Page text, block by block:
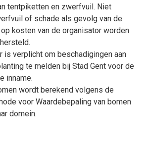
tentpiketten en zwerfvuil. Niet
of schade als gevolg van de
kosten van de organisator worden
is verplicht om beschadigingen aan
te melden bij Stad Gent voor de
inname.
wordt berekend volgens de
voor Waardebepaling van bomen
domein.